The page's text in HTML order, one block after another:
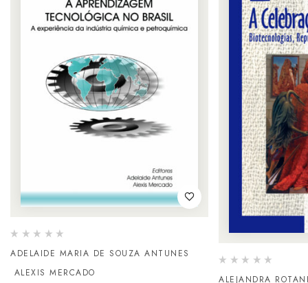
ADELAIDE MARIA DE SOUZA ANTUNES
ALEXIS MERCADO
ALEJANDRA